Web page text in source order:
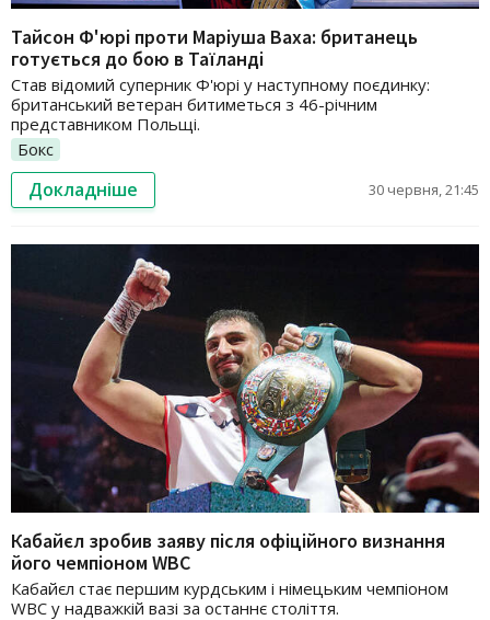
Тайсон Ф'юрі проти Маріуша Ваха: британець
готується до бою в Таїланді
Став відомий суперник Ф'юрі у наступному поєдинку:
британський ветеран битиметься з 46-річним
представником Польщі.
Бокс
Докладніше 30 червня, 21:45
Кабайєл зробив заяву після офіційного визнання
його чемпіоном WBC
Кабайєл стає першим курдським і німецьким чемпіоном
WBC у надважкій вазі за останнє століття.